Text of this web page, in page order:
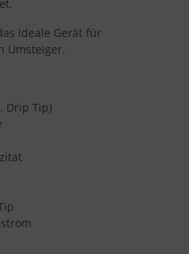
ideale Gerät für
Umsteiger.
Drip Tip)